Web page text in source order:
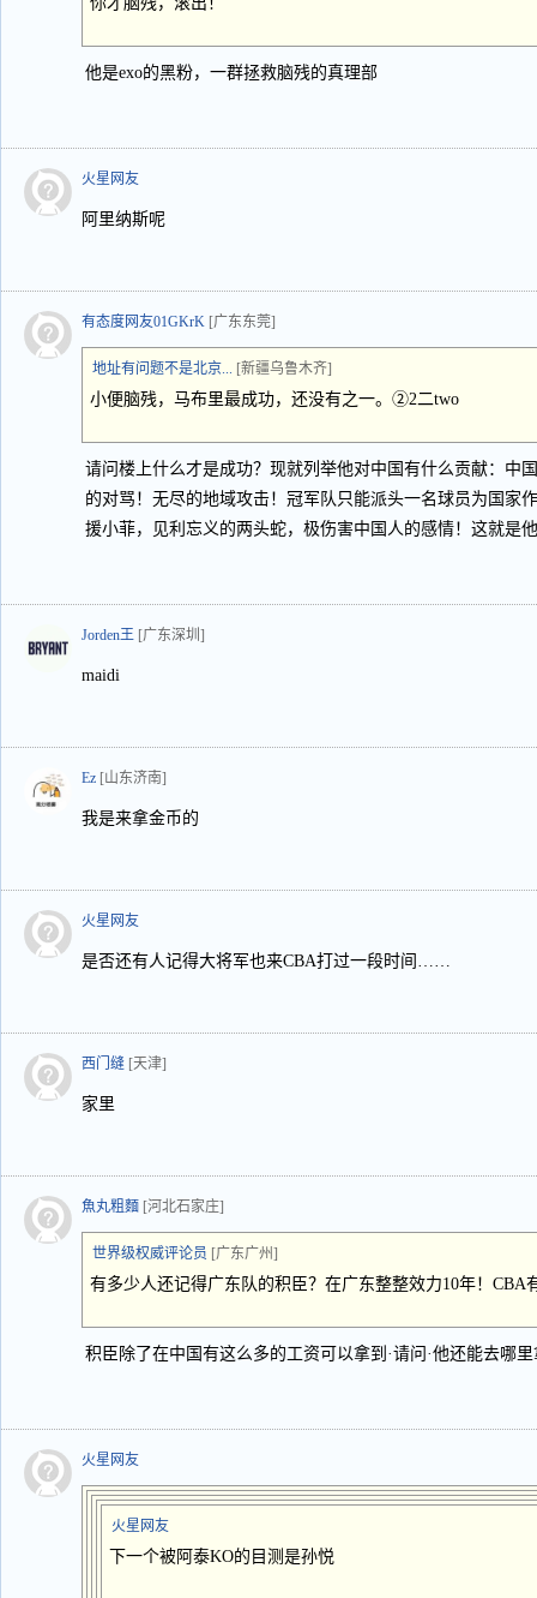
他是exo的黑粉，一群拯救脑残的真理部
火星网友
阿里纳斯呢
有态度网友01GKrK [广东东莞]
地址有问题不是北京... [新疆乌鲁木齐]
小便脑残，马布里最成功，还没有之一。②2二two
请问楼上什么才是成功？现就列举他对中国有什么贡献：中
的对骂！无尽的地域攻击！冠军队只能派头一名球员为国家
援小菲，见利忘义的两头蛇，极伤害中国人的感情！这就是
Jorden王 [广东深圳]
maidi
Ez [山东济南]
我是来拿金币的
火星网友
是否还有人记得大将军也来CBA打过一段时间……
西门缝 [天津]
家里
魚丸粗麵 [河北石家庄]
世界级权威评论员 [广东广州]
有多少人还记得广东队的积臣？在广东整整效力10年！CBA
积臣除了在中国有这么多的工资可以拿到·请问·他还能去哪
火星网友
火星网友
下一个被阿泰KO的目测是孙悦